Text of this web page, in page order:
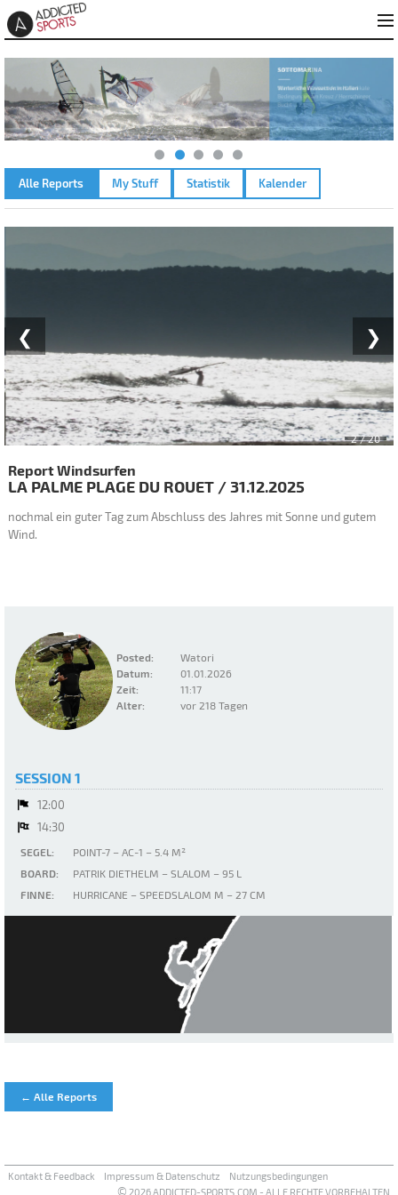
Alle Reports My Stuff Statistik Kalender
❯
❮
2/ 20
Posted:
Watori
Datum:
01.01.2026
Zeit:
11:17
Alter:
vor 218 Tagen
Report Windsurfen
LA PALME PLAGE DU ROUET /31.12.2025
nochmal ein guter Tag zum Abschluss des Jahres mit Sonne und gutem
Wind.
SESSION 1
12:00
14:30
SEGEL:
POINT-7 – AC-1 – 5.4 M²
BOARD:
PATRIK DIETHELM – SLALOM – 95 L
FINNE:
HURRICANE – SPEEDSLALOM M – 27 CM
← Alle Reports
Kontakt & Feedback Impressum & Datenschutz Nutzungsbedingungen
© 2026 ADDICTED-SPORTS.COM - ALLE RECHTE VORBEHALTEN